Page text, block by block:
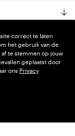
WONDERLAND
correct te laten
het gebruik van de
te stemmen op jouw
geplaatst door
ons Privacy